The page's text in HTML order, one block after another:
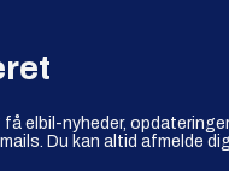
elbil-nyheder,
Du kan altid afmelde